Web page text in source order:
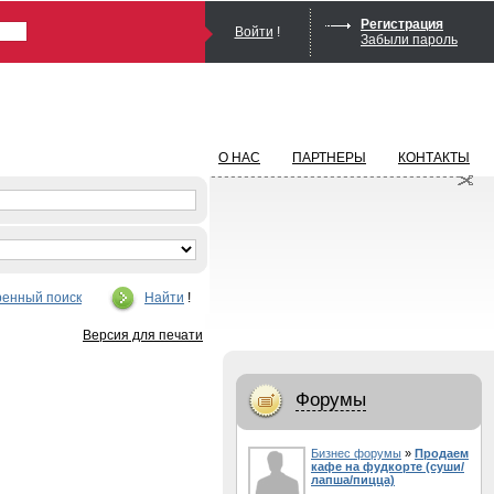
Войти !
Регистрация
Забыли пароль
поиск Найти !
Версия для печати
О НАС ПАРТНЕРЫ КОНТАКТЫ
Форумы
Бизнес форумы » Продаем
кафе на фудкорте (суши/
лапша/пицца)